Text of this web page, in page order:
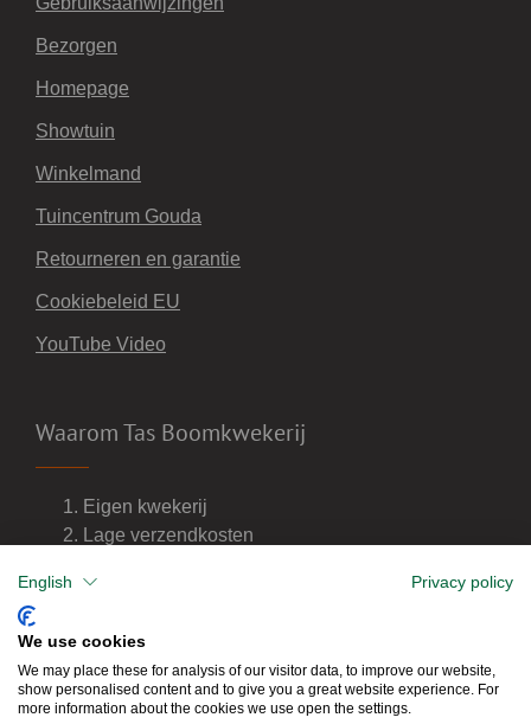
Bezorgen
Homepage
Showtuin
Winkelmand
Tuincentrum Gouda
Retourneren en garantie
Cookiebeleid EU
YouTube Video
Waarom Tas Boomkwekerij
Eigen kwekerij
Lage verzendkosten
Dealer van DCM meststoffen
English Privacy policy
We use cookies
We may place these for analysis of our visitor data, to improve our website,
show personalised content and to give you a great website experience. For
more information about the cookies we use open the settings.